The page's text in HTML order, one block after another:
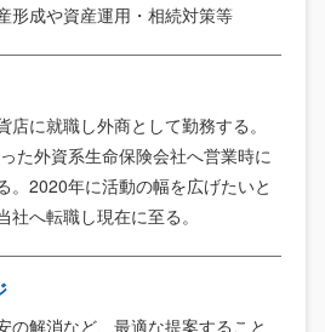
形成や資産運用・相続対策等
に就職し外商として勤務する。
た外資系生命保険会社へ営業時に
。2020年に活動の幅を広げたいと
へ転職し現在に至る。
の解消など、最適な提案すること